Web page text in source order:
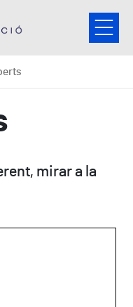
mirar a la